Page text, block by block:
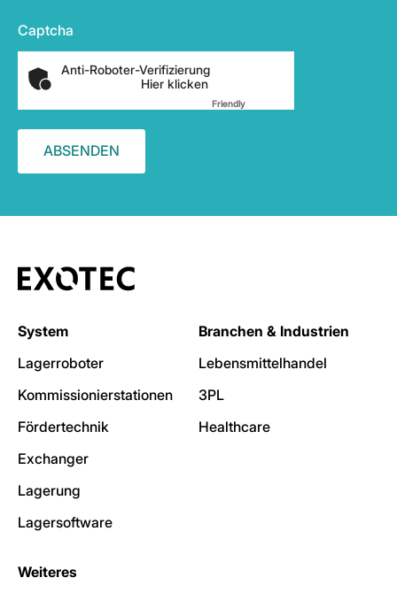
Captcha
Anti-Roboter-Verifizierung
Hier klicken
FriendlyCaptcha ⇗
System
Lagerroboter
Kommissionierstationen
Fördertechnik
Exchanger
Lagerung
Lagersoftware
Branchen & Industrien
Lebensmittelhandel
3PL
Healthcare
Weiteres